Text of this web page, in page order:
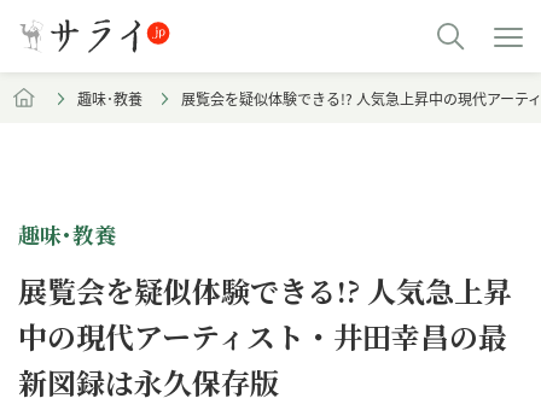
趣味･教養 展覧会を疑似体験できる!? 人気急上昇中の現代アーテ
趣味･教養
展覧会を疑似体験できる!? 人気急上昇
中の現代アーティスト・井田幸昌の最
新図録は永久保存版